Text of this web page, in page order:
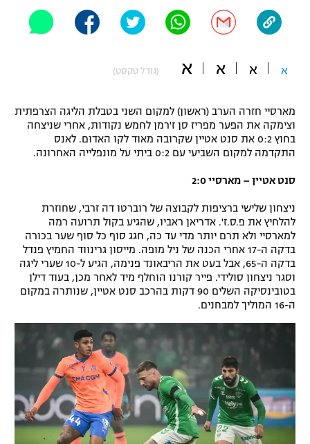
"מחצית בשכונה" – פודקאסט
משתתפים וזוכים בפרסים
תקנון משתתפים וזוכים בפרסים
תקנון עבור פעילות אלקטרה
טניס
גיימינג E-Sports
תנאי שימוש
מדיניות פרטיות
תקנון פעילות ספורט 1
רשיון להקרנה פומבית לבית עסק
הצטרפות לחבילת הערוצים
לוח דרושים – ג'ובנט
תגיות
אופניים
ספורט מוטורי
פוטבול אמריקאי NFL
בייסבול MLB
אומנויות לחימה
גיימינג E-Sports
א א א א (גודל טקסט)
מארסיי חזרה הערב (ראשון) למקום השני בטבלת הליגה הצרפתית
וצימקה את הפער מפריז סן ז'רמן לחמש נקודות, אחרי שניצחה
בחוץ 0:2 את סנט אטיין שקרובה מאוד לקו האדום. לאנס
התקדמה למקום השביעי עם 0:2 ביתי על מונפלייה האחרונה.
סנט אטיין – מארסיי 2:0
ניצחון שלישי ברציפות לקבוצה של רוברטו דה זרבי, שחוזרת
להלחיץ את פ.ס.ז'. אדריאן ראביו, שהגיע בקול תרועה רמה
למארסיי ולא תרם יותר מדי עד כה, חגג סוף כל סוף שער בכורה
בדקה ה-17 אחרי הכנה של ניל מופה. מייסון גרינווד החמיץ פנדל
בדקה ה-65, אבל בעט את הריבאונד פנימה, הגיע ל-10 שערי ליגה
וסגר ניצחון סולידי. פייר קורנו הוחלף מיד לאחר מכן, בעוד דילן
בטובינסיקה השלים 90 דקות בהרכב סנט אטיין, שנותרה במקום
ה-16 המוליך למבחנים.